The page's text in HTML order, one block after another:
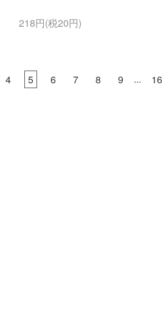
218円(税20円)
4 5 6 7 8 9 ... 16